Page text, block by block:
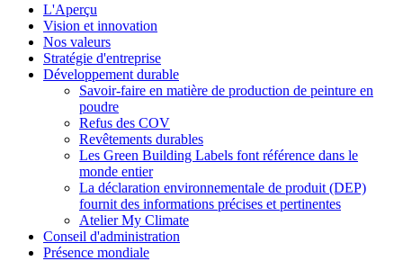
L'Aperçu
Vision et innovation
Nos valeurs
Stratégie d'entreprise
Développement durable
Savoir-faire en matière de production de peinture en
poudre
Refus des COV
Revêtements durables
Les Green Building Labels font référence dans le
monde entier
La déclaration environnementale de produit (DEP)
fournit des informations précises et pertinentes
Atelier My Climate
Conseil d'administration
Présence mondiale